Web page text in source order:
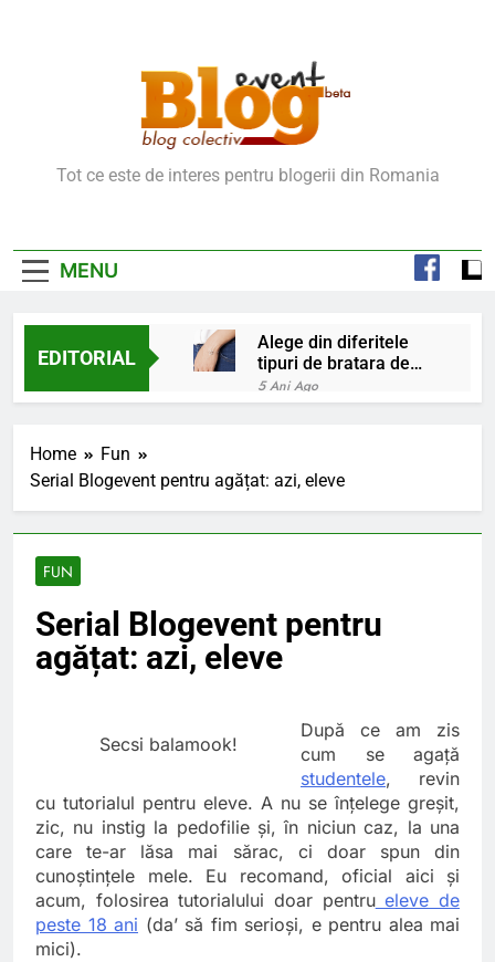
Blog Event – Cu Si
Tot ce este de interes pentru blogerii din Romania
MENU
EDITORIAL
Alege din diferitele
tipuri de bratara de
argint
5 Ani Ago
meu
6 Ani Ago
Donald Trump
6 Ani Ago
Earthing sau
beneficiile contactului
Este posibil sa ne
iertam?
6 Ani Ago
Home
Fun
Serial Blogevent pentru agățat: azi, eleve
FUN
Serial Blogevent pentru
agățat: azi, eleve
Secsi balamook!
După ce am zis
cum se agață
studentele, revin
cu tutorialul pentru eleve. A nu se înțelege greșit,
zic, nu instig la pedofilie și, în niciun caz, la una
care te-ar lăsa mai sărac, ci doar spun din
cunoștințele mele. Eu recomand, oficial aici și
acum, folosirea tutorialului doar pentrueleve de
peste 18 ani (da’ să fim serioși, e pentru alea mai
mici).